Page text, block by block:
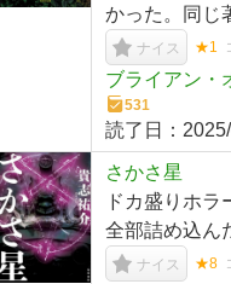
かった。同じ
ナイス ★1
ブライアン・
531
読了日：
さかさ星
ドカ盛りホ
全部詰め込ん
ナイス ★8